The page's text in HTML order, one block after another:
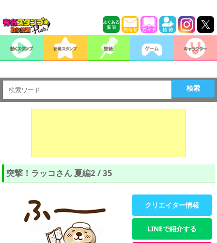
検索
突撃！ラッコさん 夏編2 / 35
クリエイター情報
LINEで紹介する